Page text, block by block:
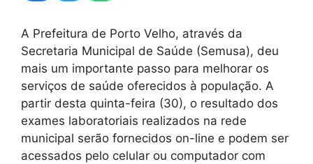
A Prefeitura de Porto Velho, através da
Secretaria Municipal de Saúde (Semusa), deu
mais um importante passo para melhorar os
serviços de saúde oferecidos à população. A
partir desta quinta-feira (30), o resultado dos
exames laboratoriais realizados na rede
municipal serão fornecidos on-line e podem ser
acessados pelo celular ou computador com